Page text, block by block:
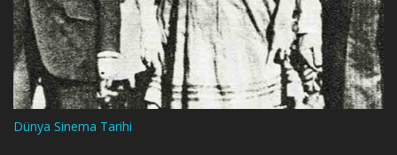
Dünya Sinema Tarihi